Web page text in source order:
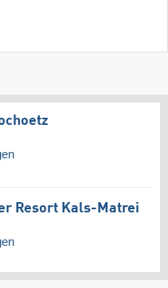
Resort Kals-Matrei